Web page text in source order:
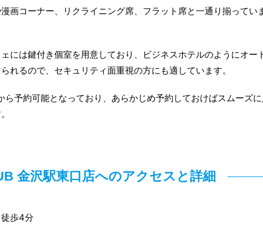
画コーナー、リクライニング席、フラット席と一通り揃ってい
には鍵付き個室を用意しており、ビジネスホテルのようにオー
れるので、セキュリティ面重視の方にも適しています。
ら予約可能となっており、あらかじめ予約しておけばスムーズに
金沢駅東口店へのアクセスと詳細
歩4分